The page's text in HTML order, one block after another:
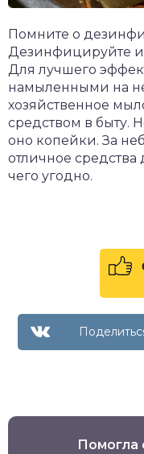
Помните о
Дезинфицируйте
Для лучшего
намыленными на
хозяйственное
средством в быту.
оно копейки. За
отличное
чего угодно.
Помогла